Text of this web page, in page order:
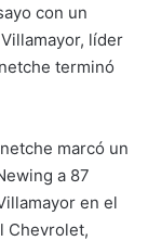
con un
líder
terminó
marcó un
a 87
en el
Chevrolet,